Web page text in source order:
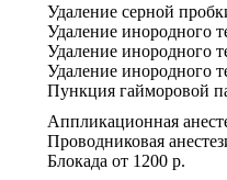
Удаление серной
Удаление инородного
Удаление инородного
Удаление инородного
Пункция гайморовой
Аппликационная
Проводниковая
Блокада от 1200 р.